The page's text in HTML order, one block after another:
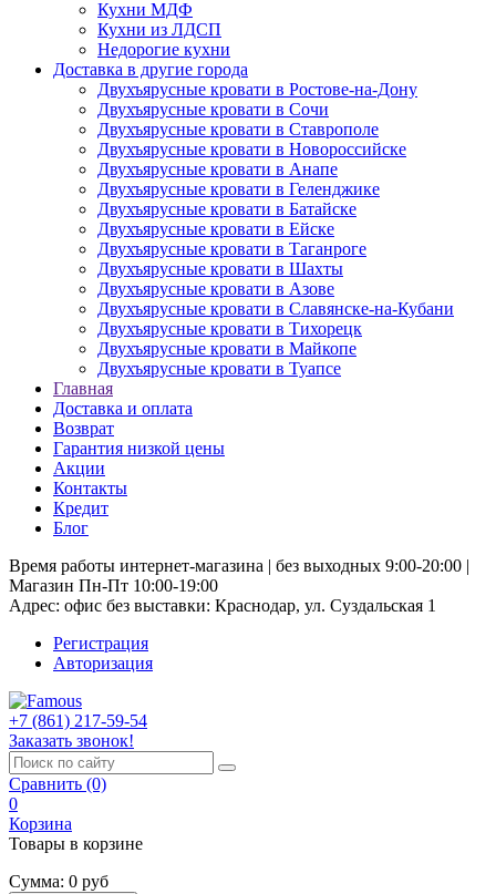
Кухни МДФ
Кухни из ЛДСП
Недорогие кухни
Доставка в другие города
Двухъярусные кровати в Ростове-на-Дону
Двухъярусные кровати в Сочи
Двухъярусные кровати в Ставрополе
Двухъярусные кровати в Новороссийске
Двухъярусные кровати в Анапе
Двухъярусные кровати в Геленджике
Двухъярусные кровати в Батайске
Двухъярусные кровати в Ейске
Двухъярусные кровати в Таганроге
Двухъярусные кровати в Шахты
Двухъярусные кровати в Азове
Двухъярусные кровати в Славянске-на-Кубани
Двухъярусные кровати в Тихорецк
Двухъярусные кровати в Майкопе
Двухъярусные кровати в Туапсе
Главная
Доставка и оплата
Возврат
Гарантия низкой цены
Акции
Контакты
Кредит
Блог
Время работы интернет-магазина | без выходных 9:00-20:00 |
Магазин Пн-Пт 10:00-19:00
Адрес: офис без выставки: Краснодар, ул. Суздальская 1
Регистрация
Авторизация
+7 (861) 217-59-54
Заказать звонок!
Сравнить (0)
0
Корзина
Товары в корзине
Сумма: 0 руб